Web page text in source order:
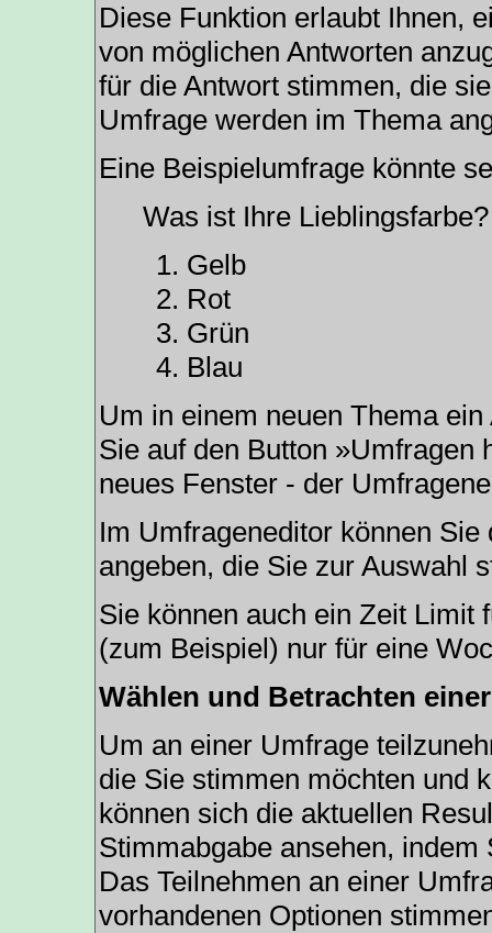
Diese Funktion erlaubt Ihnen,
von möglichen Antworten
für die Antwort stimmen, die
Umfrage werden im Thema
Eine Beispielumfrage könnte
Was ist Ihre Lieblingsfarbe?
Gelb
Rot
Grün
Blau
Um in einem neuen Thema
Sie auf den Button »Umfragen
neues Fenster - der
Im Umfrageneditor können
angeben, die Sie zur Auswahl
Sie können auch ein Zeit Limit
(zum Beispiel) nur für eine
Wählen und Betrachten
Um an einer Umfrage
die Sie stimmen möchten und
können sich die aktuellen
Stimmabgabe ansehen,
Das Teilnehmen an einer
vorhandenen Optionen